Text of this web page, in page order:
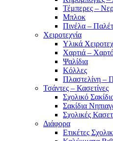
Τέμπερες –
Μπλοκ
Πινέλα –
Χειροτεχνία
Υλικά
Χαρτιά –
Ψαλίδια
Κόλλες
Πλαστελίνη –
Τσάντες – Κασετίνες
Σχολικό
Σακίδια
Σχολικές
Διάφορα
Ετικέτες